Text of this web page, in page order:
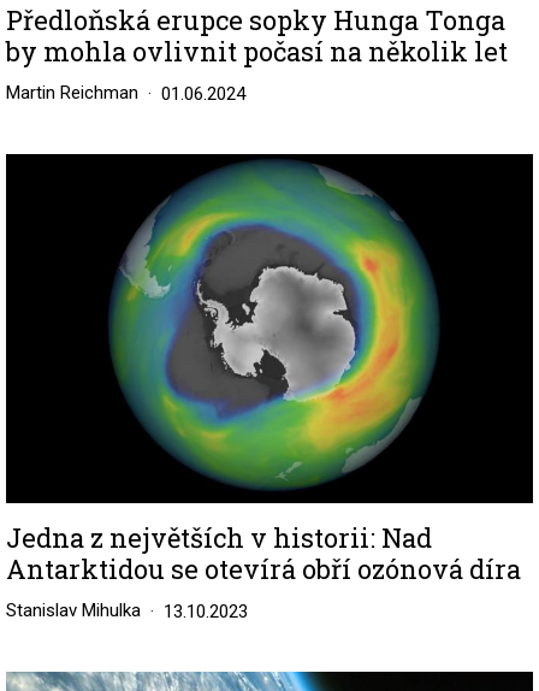
Předloňská erupce sopky Hunga Tonga
by mohla ovlivnit počasí na několik let
Martin Reichman 01.06.2024
Jedna z největších v historii: Nad
Antarktidou se otevírá obří ozónová díra
Stanislav Mihulka 13.10.2023
Image